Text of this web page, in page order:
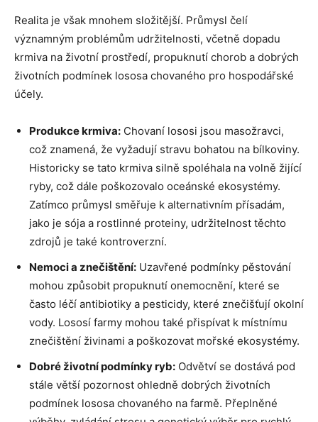
Realita je však mnohem složitější. Průmysl čelí
významným problémům udržitelnosti, včetně dopadu
krmiva na životní prostředí, propuknutí chorob a dobrých
životních podmínek lososa chovaného pro hospodářské
účely.
Produkce krmiva: Chovaní lososi jsou masožravci,
což znamená, že vyžadují stravu bohatou na bílkoviny.
Historicky se tato krmiva silně spoléhala na volně žijící
ryby, což dále poškozovalo oceánské ekosystémy.
Zatímco průmysl směřuje k alternativním přísadám,
jako je sója a rostlinné proteiny, udržitelnost těchto
zdrojů je také kontroverzní.
Nemoci a znečištění: Uzavřené podmínky pěstování
mohou způsobit propuknutí onemocnění, které se
často léčí antibiotiky a pesticidy, které znečišťují okolní
vody. Lososí farmy mohou také přispívat k místnímu
znečištění živinami a poškozovat mořské ekosystémy.
Dobré životní podmínky ryb: Odvětví se dostává pod
stále větší pozornost ohledně dobrých životních
podmínek lososa chovaného na farmě. Přeplněné